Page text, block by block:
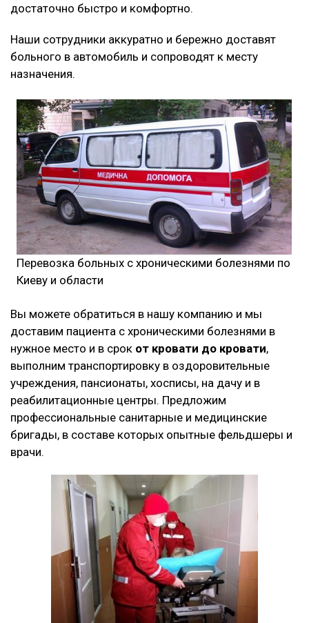
достаточно быстро и комфортно.
Наши сотрудники аккуратно и бережно доставят
больного в автомобиль и сопроводят к месту
назначения.
Перевозка больных с хроническими болезнями по
Киеву и области
Вы можете обратиться в нашу компанию и мы
доставим пациента с хроническими болезнями в
нужное место и в срок от кровати до кровати,
выполним транспортировку в оздоровительные
учреждения, пансионаты, хосписы, на дачу и в
реабилитационные центры. Предложим
профессиональные санитарные и медицинские
бригады, в составе которых опытные фельдшеры и
врачи.